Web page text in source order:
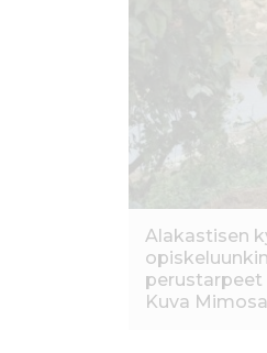
Alakastisen
perustarpeet
Kuva